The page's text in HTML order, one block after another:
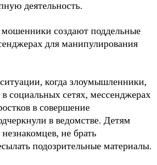
деятельность.
мошенники создают поддельные
для манипулирования
когда злоумышленники,
социальных сетях, мессенджерах
в совершение
в ведомстве. Детям
не брать
подозрительные материалы.